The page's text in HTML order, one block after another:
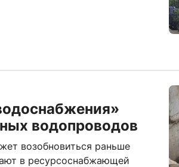
водопроводов
возобновиться раньше
в ресурсоснабжающей